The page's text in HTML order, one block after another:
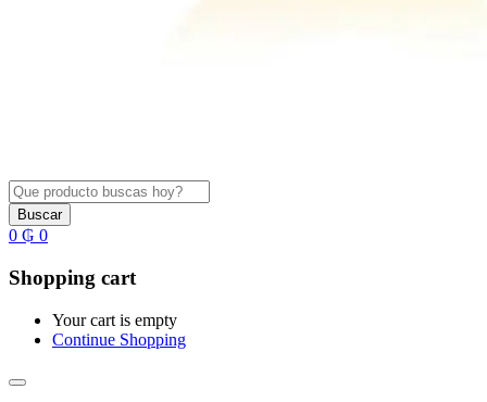
Buscar
0 ₲ 0
Shopping cart
Your cart is empty
Continue Shopping